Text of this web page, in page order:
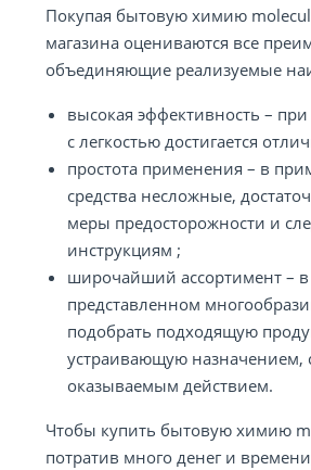
Покупая бытовую химию
магазина оцениваются все
объединяющие реализуемые
высокая эффективность –
с легкостью достигается
простота применения – в
средства несложные,
меры предосторожности и
инструкциям ;
широчайший ассортимент – в
представленном
подобрать подходящую
устраивающую назначением,
оказываемым действием.
Чтобы купить бытовую химию
потратив много денег и